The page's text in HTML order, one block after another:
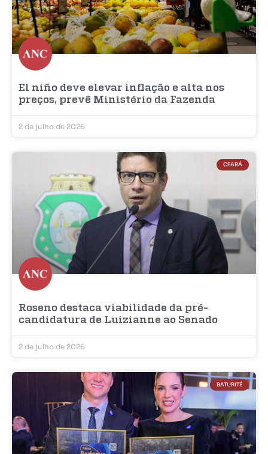
El niño deve elevar inflação e alta nos
preços, prevê Ministério da Fazenda
2 de julho de 2026
CEARÁ
Roseno destaca viabilidade da pré-
candidatura de Luizianne ao Senado
2 de julho de 2026
BATURITÉ